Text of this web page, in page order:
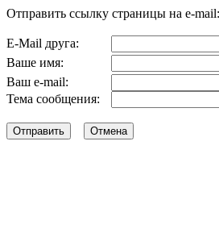
Отправить ссылку страницы на e-mail:
E-Mail друга:
Ваше имя:
Ваш e-mail:
Тема сообщения: